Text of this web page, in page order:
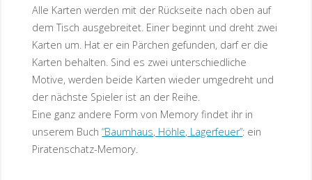
Alle Karten werden mit der Rückseite nach oben auf
dem Tisch ausgebreitet. Einer beginnt und dreht zwei
Karten um. Hat er ein Pärchen gefunden, darf er die
Karten behalten. Sind es zwei unterschiedliche
Motive, werden beide Karten wieder umgedreht und
der nächste Spieler ist an der Reihe.
Eine ganz andere Form von Memory findet ihr in
unserem Buch“Baumhaus, Höhle, Lagerfeuer”: ein
Piratenschatz-Memory.